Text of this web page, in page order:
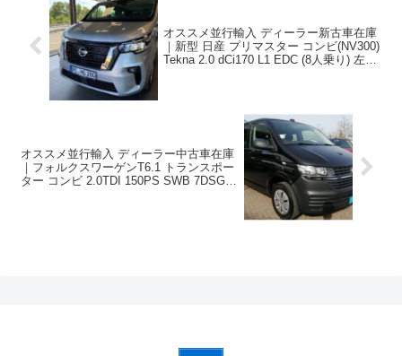
オススメ並行輸入 ディーラー新古車在庫
｜新型 日産 プリマスター コンビ(NV300)
Tekna 2.0 dCi170 L1 EDC (8人乗り) 左ハ
オススメ並行輸入 ディーラー中古車在庫
｜フォルクスワーゲンT6.1 トランスポー
ター コンビ 2.0TDI 150PS SWB 7DSG 9